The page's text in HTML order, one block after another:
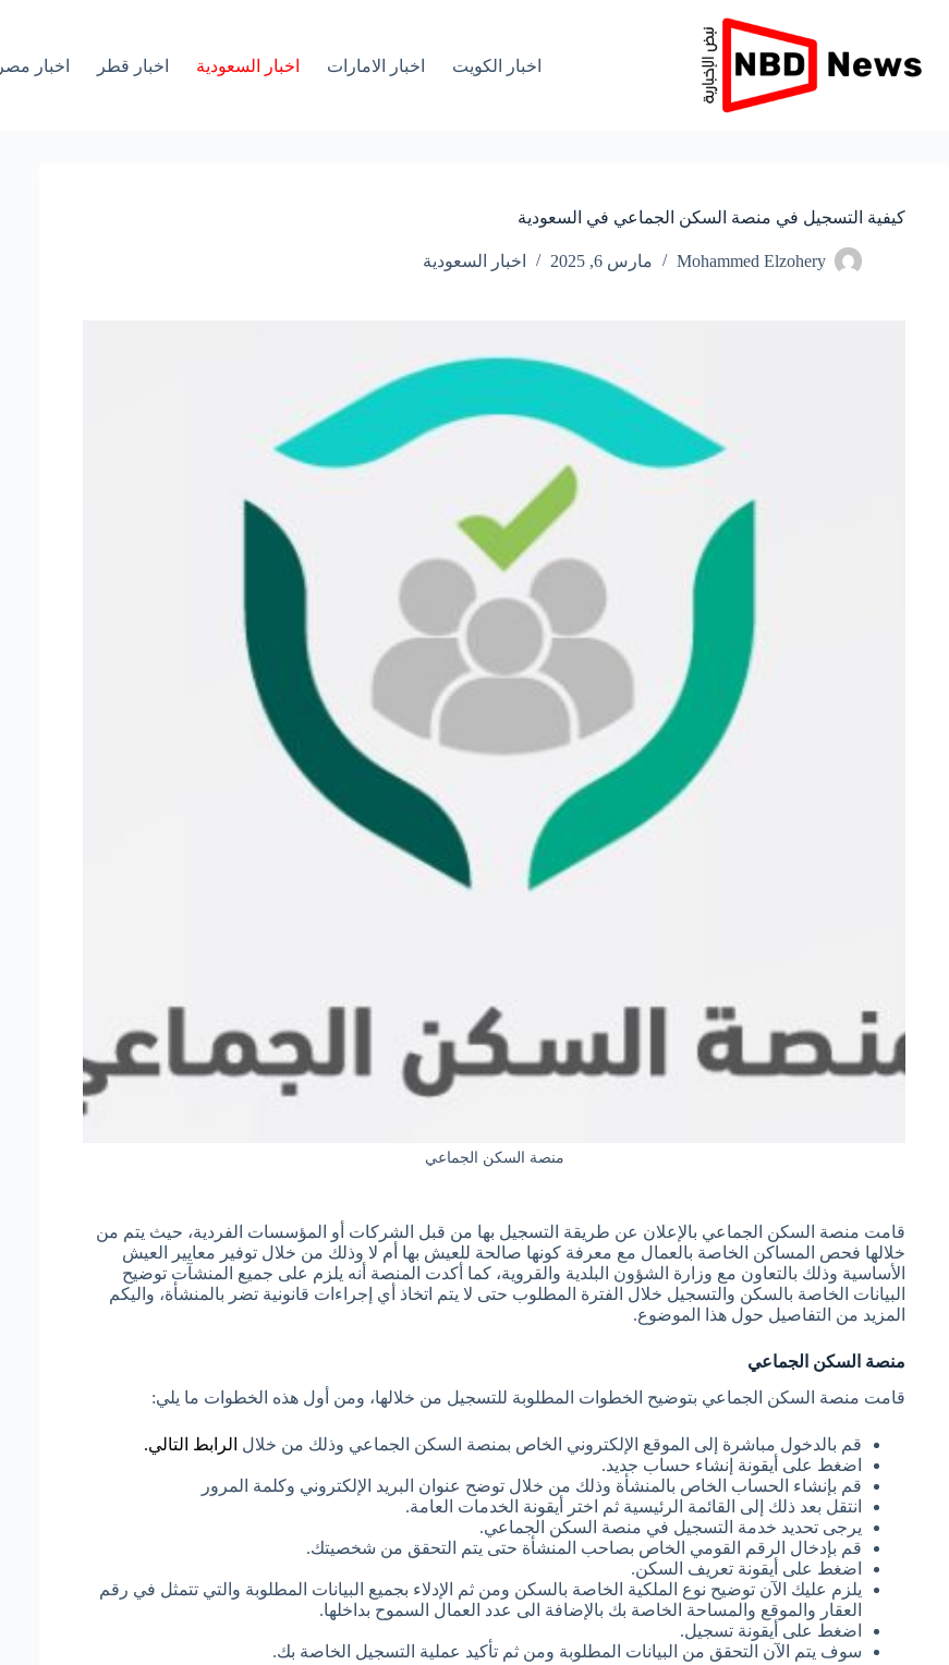
اخبار الكويت اخبار الامارات اخبار السعودية اخبار قطر اخبار مصر
كيفية التسجيل في منصة السكن الجماعي في السعودية
Mohammed Elzohery مارس 6, 2025 اخبار السعودية
منصة السكن الجماعي
قامت منصة السكن الجماعي بالإعلان عن طريقة التسجيل بها من قبل الشركات أو المؤسسات الفردية، حيث يتم من
خلالها فحص المساكن الخاصة بالعمال مع معرفة كونها صالحة للعيش بها أم لا وذلك من خلال توفير معايير العيش
الأساسية وذلك بالتعاون مع وزارة الشؤون البلدية والقروية، كما أكدت المنصة أنه يلزم على جميع المنشآت توضيح
البيانات الخاصة بالسكن والتسجيل خلال الفترة المطلوب حتى لا يتم اتخاذ أي إجراءات قانونية تضر بالمنشأة، واليكم
المزيد من التفاصيل حول هذا الموضوع.
منصة السكن الجماعي
قامت منصة السكن الجماعي بتوضيح الخطوات المطلوبة للتسجيل من خلالها، ومن أول هذه الخطوات ما يلي:
قم بالدخول مباشرة إلى الموقع الإلكتروني الخاص بمنصة السكن الجماعي وذلك من خلال الرابط التالي.
اضغط على أيقونة إنشاء حساب جديد.
قم بإنشاء الحساب الخاص بالمنشأة وذلك من خلال توضح عنوان البريد الإلكتروني وكلمة المرور
انتقل بعد ذلك إلى القائمة الرئيسية ثم اختر أيقونة الخدمات العامة.
يرجى تحديد خدمة التسجيل في منصة السكن الجماعي.
قم بإدخال الرقم القومي الخاص بصاحب المنشأة حتى يتم التحقق من شخصيتك.
اضغط على أيقونة تعريف السكن.
يلزم عليك الآن توضيح نوع الملكية الخاصة بالسكن ومن ثم الإدلاء بجميع البيانات المطلوبة والتي تتمثل في رقم
العقار والموقع والمساحة الخاصة بك بالإضافة الى عدد العمال السموح بداخلها.
اضغط على أيقونة تسجيل.
سوف يتم الآن التحقق من البيانات المطلوبة ومن ثم تأكيد عملية التسجيل الخاصة بك.